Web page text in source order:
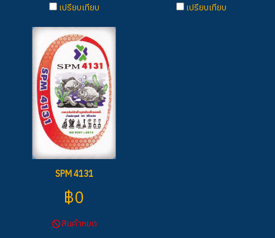
เปรียบเทียบ
เปรียบเทียบ
SPM 4131
฿0
สินค้าหมด